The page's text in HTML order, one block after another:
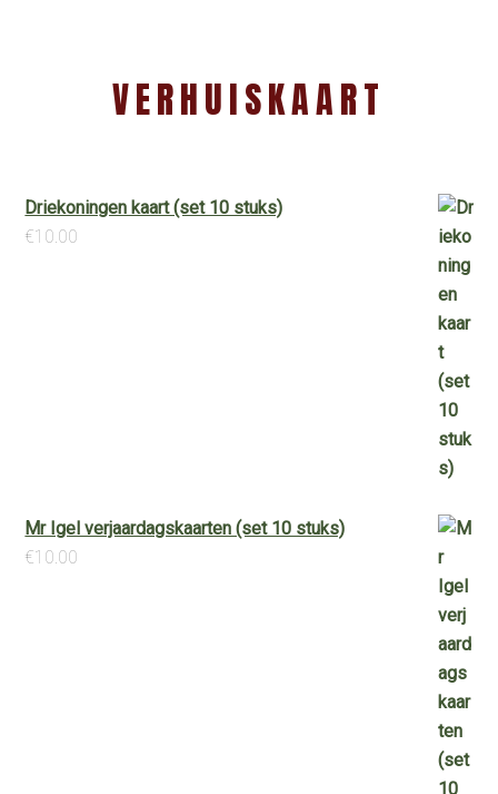
VERHUISKAART
Driekoningen kaart (set 10 stuks)
€10.00
Mr Igel verjaardagskaarten (set 10 stuks)
€10.00